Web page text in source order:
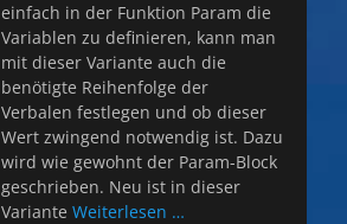
einfach in der Funktion Param die
Variablen zu definieren, kann man
mit dieser Variante auch die
benötigte Reihenfolge der
Verbalen festlegen und ob dieser
Wert zwingend notwendig ist. Dazu
wird wie gewohnt der Param-Block
geschrieben. Neu ist in dieser
Variante Weiterlesen …